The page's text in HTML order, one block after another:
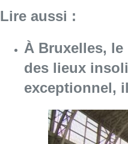
Lire aussi :
À Bruxelles,
des lieux
exceptionnel,